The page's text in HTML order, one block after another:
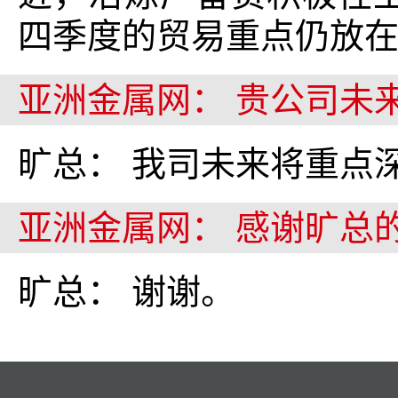
四季度的贸易重点仍放
亚洲金属网： 贵公司未
旷总： 我司未来将重点
亚洲金属网： 感谢旷总
旷总： 谢谢。